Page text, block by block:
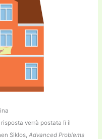
risposta verrà postata lì il
Siklos, Advanced Problems